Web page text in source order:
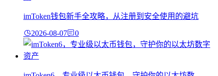
imToken钱包新手全攻略，从注册到安全使用的避坑
2026-08-07 0